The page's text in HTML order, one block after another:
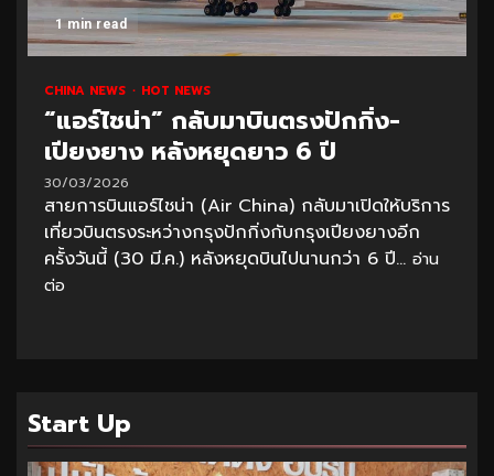
1 min read
CHINA NEWS HOT NEWS
“แอร์ไชน่า” กลับมาบินตรงปักกิ่ง-
เปียงยาง หลังหยุดยาว 6 ปี
30/03/2026
สายการบินแอร์ไชน่า (Air China) กลับมาเปิดให้บริการ
เที่ยวบินตรงระหว่างกรุงปักกิ่งกับกรุงเปียงยางอีก
ครั้งวันนี้ (30 มี.ค.) หลังหยุดบินไปนานกว่า 6 ปี... อ่าน
ต่อ
Start Up